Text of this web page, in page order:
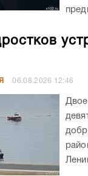
06.08.2026 12:46
Двое